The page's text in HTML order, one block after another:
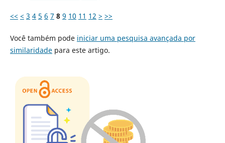
<< < 3 4 5 6 7 8 9 10 11 12 > >>
Você também pode iniciar uma pesquisa avançada por
similaridadepara este artigo.